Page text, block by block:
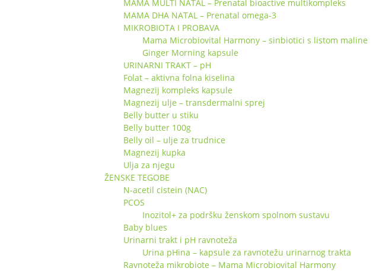
MAMA MULTI NATAL – Prenatal bioactive multikompleks
MAMA DHA NATAL – Prenatal omega-3
MIKROBIOTA I PROBAVA
Mama Microbiovital Harmony – sinbiotici s listom maline
Ginger Morning kapsule
URINARNI TRAKT – pH
Folat – aktivna folna kiselina
Magnezij kompleks kapsule
Magnezij ulje – transdermalni sprej
Belly butter u stiku
Belly butter 100g
Belly oil – ulje za trudnice
Magnezij kupka
Ulja za njegu
ŽENSKE TEGOBE
N-acetil cistein (NAC)
PCOS
Inozitol+ za podršku ženskom spolnom sustavu
Baby blues
Urinarni trakt i pH ravnoteža
Urina pHina – kapsule za ravnotežu urinarnog trakta
Ravnoteža mikrobiote – Mama Microbiovital Harmony